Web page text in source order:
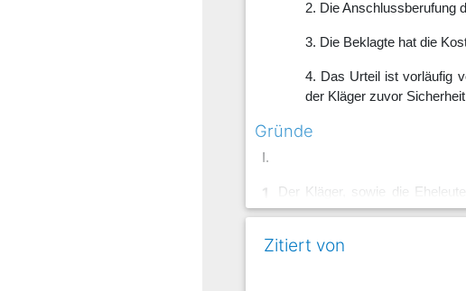
2. Die Anschlussberufung
3. Die Beklagte hat die
4. Das Urteil ist vorläufig
der Kläger zuvor
Gründe
I.
1
Der Kläger, sowie die
Miteigentumsanteile. Eine
ein. Der Kläger sagte die
Zitiert von